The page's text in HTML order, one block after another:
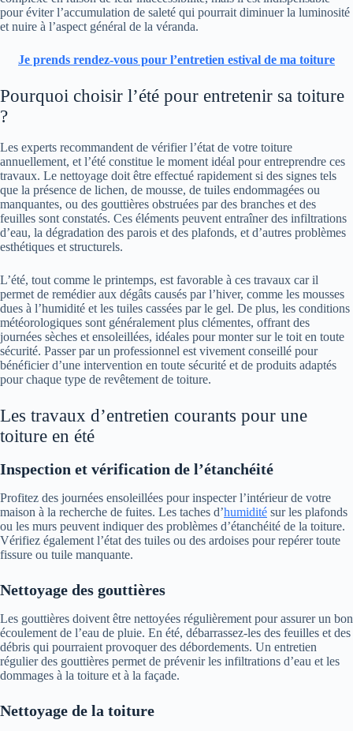
pour éviter l’accumulation de saleté qui pourrait diminuer la luminosité
et nuire à l’aspect général de la véranda.
Je prends rendez-vous pour l’entretien estival de ma toiture
Pourquoi choisir l’été pour entretenir sa toiture
?
Les experts recommandent de vérifier l’état de votre toiture
annuellement, et l’été constitue le moment idéal pour entreprendre ces
travaux. Le nettoyage doit être effectué rapidement si des signes tels
que la présence de lichen, de mousse, de tuiles endommagées ou
manquantes, ou des gouttières obstruées par des branches et des
feuilles sont constatés. Ces éléments peuvent entraîner des infiltrations
d’eau, la dégradation des parois et des plafonds, et d’autres problèmes
esthétiques et structurels.
L’été, tout comme le printemps, est favorable à ces travaux car il
permet de remédier aux dégâts causés par l’hiver, comme les mousses
dues à l’humidité et les tuiles cassées par le gel. De plus, les conditions
météorologiques sont généralement plus clémentes, offrant des
journées sèches et ensoleillées, idéales pour monter sur le toit en toute
sécurité. Passer par un professionnel est vivement conseillé pour
bénéficier d’une intervention en toute sécurité et de produits adaptés
pour chaque type de revêtement de toiture.
Les travaux d’entretien courants pour une
toiture en été
Inspection et vérification de l’étanchéité
Profitez des journées ensoleillées pour inspecter l’intérieur de votre
maison à la recherche de fuites. Les taches d’humidité sur les plafonds
ou les murs peuvent indiquer des problèmes d’étanchéité de la toiture.
Vérifiez également l’état des tuiles ou des ardoises pour repérer toute
fissure ou tuile manquante.
Nettoyage des gouttières
Les gouttières doivent être nettoyées régulièrement pour assurer un bon
écoulement de l’eau de pluie. En été, débarrassez-les des feuilles et des
débris qui pourraient provoquer des débordements. Un entretien
régulier des gouttières permet de prévenir les infiltrations d’eau et les
dommages à la toiture et à la façade.
Nettoyage de la toiture